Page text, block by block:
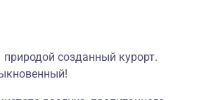
природой созданный курорт.